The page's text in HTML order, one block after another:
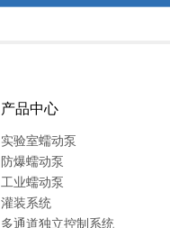
产品中心
实验室蠕动泵
防爆蠕动泵
工业蠕动泵
灌装系统
多通道独立控制系统